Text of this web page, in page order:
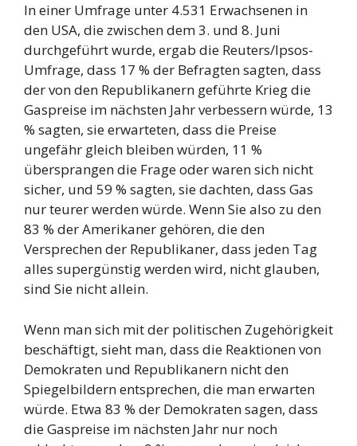
In einer Umfrage unter 4.531 Erwachsenen in
den USA, die zwischen dem 3. und 8. Juni
durchgeführt wurde, ergab die Reuters/Ipsos-
Umfrage, dass 17 % der Befragten sagten, dass
der von den Republikanern geführte Krieg die
Gaspreise im nächsten Jahr verbessern würde, 13
% sagten, sie erwarteten, dass die Preise
ungefähr gleich bleiben würden, 11 %
übersprangen die Frage oder waren sich nicht
sicher, und 59 % sagten, sie dachten, dass Gas
nur teurer werden würde. Wenn Sie also zu den
83 % der Amerikaner gehören, die den
Versprechen der Republikaner, dass jeden Tag
alles supergünstig werden wird, nicht glauben,
sind Sie nicht allein.
Wenn man sich mit der politischen Zugehörigkeit
beschäftigt, sieht man, dass die Reaktionen von
Demokraten und Republikanern nicht den
Spiegelbildern entsprechen, die man erwarten
würde. Etwa 83 % der Demokraten sagen, dass
die Gaspreise im nächsten Jahr nur noch